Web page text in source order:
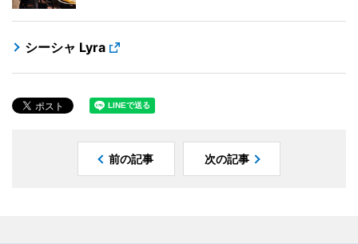
シーシャ Lyra
前の記事 次の記事